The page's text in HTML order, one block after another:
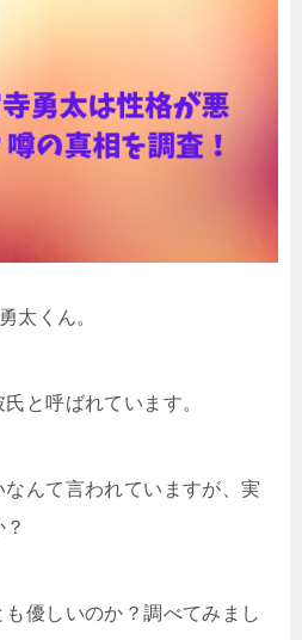
太くん。
と呼ばれています。
んて言われていますが、実
優しいのか？調べてみまし